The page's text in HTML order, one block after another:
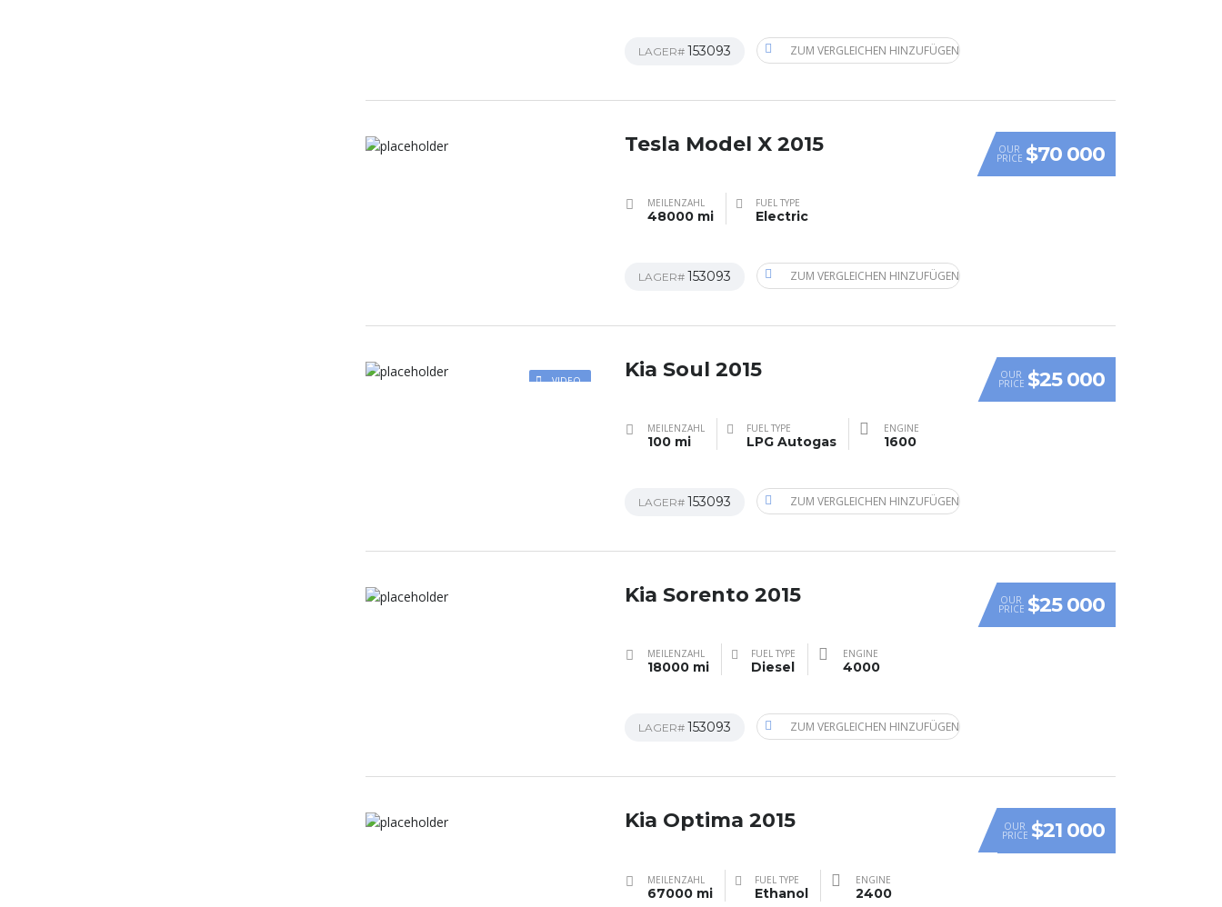
LAGER# 153093 ZUM VERGLEICHEN HINZUFÜGEN
OUR
PRICE $70 000
Tesla Model X 2015
MEILENZAHL
48000 mi
FUEL TYPE
Electric
LAGER# 153093 ZUM VERGLEICHEN HINZUFÜGEN
VIDEO OUR
PRICE $25 000
Kia Soul 2015
MEILENZAHL
100 mi
FUEL TYPE
LPG Autogas
ENGINE
1600
LAGER# 153093 ZUM VERGLEICHEN HINZUFÜGEN
OUR
PRICE $25 000
Kia Sorento 2015
MEILENZAHL
18000 mi
FUEL TYPE
Diesel
ENGINE
4000
LAGER# 153093 ZUM VERGLEICHEN HINZUFÜGEN
OUR
PRICE $21 000
Kia Optima 2015
MEILENZAHL
67000 mi
FUEL TYPE
Ethanol
ENGINE
2400